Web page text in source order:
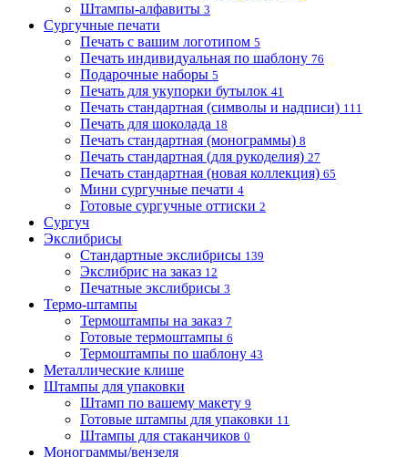
Штампы-алфавиты 3
Сургучные печати
Печать с вашим логотипом 5
Печать индивидуальная по шаблону 76
Подарочные наборы 5
Печать для укупорки бутылок 41
Печать стандартная (символы и надписи) 111
Печать для шоколада 18
Печать стандартная (монограммы) 8
Печать стандартная (для рукоделия) 27
Печать стандартная (новая коллекция) 65
Мини сургучные печати 4
Готовые сургучные оттиски 2
Сургуч
Экслибрисы
Стандартные экслибрисы 139
Экслибрис на заказ 12
Печатные экслибрисы 3
Термо-штампы
Термоштампы на заказ 7
Готовые термоштампы 6
Термоштампы по шаблону 43
Металлические клише
Штампы для упаковки
Штамп по вашему макету 9
Готовые штампы для упаковки 11
Штампы для стаканчиков 0
Монограммы/вензеля